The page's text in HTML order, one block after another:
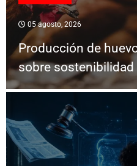
05 agosto, 2026
Producción de
sobre sostenibilidad